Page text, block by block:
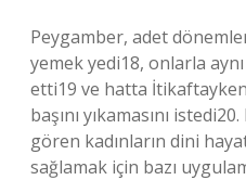
Peygamber, adet
yemek yedi18, onlarla
etti19 ve hatta İtikaftayken
başını yıkamasını
gören kadınların dini
sağlamak için bazı